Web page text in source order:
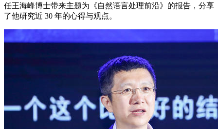
任王海峰博士带来主题为《自然语言处理前沿》的报告，分享
了他研究近 30 年的心得与观点。